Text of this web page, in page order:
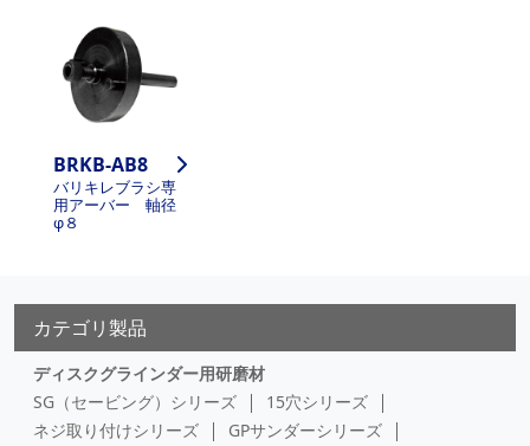
BRKB-AB8
バリキレブラシ専
用アーバー 軸径
φ８
カテゴリ製品
ディスクグラインダー用研磨材
SG（セービング）シリーズ
15穴シリーズ
ネジ取り付けシリーズ
GPサンダーシリーズ